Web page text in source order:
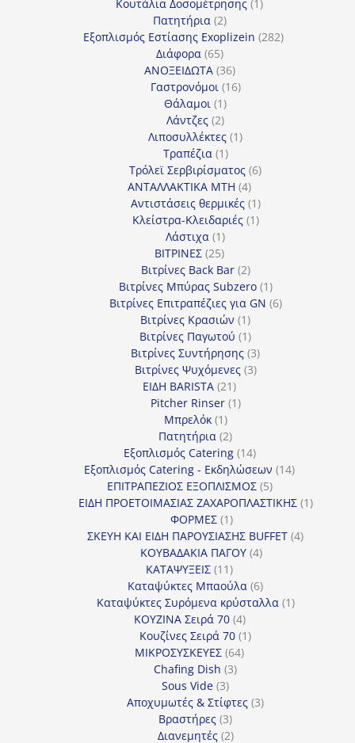
Κουτάλια Δοσομέτρησης 1
Πατητήρια 22
προϊόντα
Εξοπλισμός Εστίασης Exoplizein 282282
Διάφορα 6565
προϊόντα
ΑΝΟΞΕΙΔΩΤΑ 3636
προϊόντα
Γαστρονόμοι 1616
Θάλαμοι 11
προϊόν
Λάντζες 22
προϊόντα
Λιποσυλλέκτες 11
Τραπέζια 11
προϊόν
Τρόλεϊ Σερβιρίσματος 66
ΑΝΤΑΛΛΑΚΤΙΚΑ MTH 44
προϊόντα
Αντιστάσεις θερμικές 11
προϊόν
Κλείστρα-Κλειδαριές 11
Λάστιχα 11
προϊόν
ΒΙΤΡΙΝΕΣ 2525
προϊόντα
Βιτρίνες Back Bar 22
προϊόντα
Βιτρίνες Mπύρας Subzero 11
προϊόν
Βιτρίνες Επιτραπέζιες για GN 66
Βιτρίνες Κρασιών 11
προϊόν
Βιτρίνες Παγωτού 11
προϊόν
Βιτρίνες Συντήρησης 33
προϊόντα
Βιτρίνες Ψυχόμενες 33
ΕΙΔΗ BARISTA 2121
προϊόντα
Pitcher Rinser 11
Μπρελόκ 11
προϊόν
Πατητήρια 22
προϊόντα
Εξοπλισμός Catering 1414
προϊόντα
Εξοπλισμός Catering - Εκδηλώσεων 1414
ΕΠΙΤΡΑΠΕΖΙΟΣ ΕΞΟΠΛΙΣΜΟΣ 55
προϊόντα
ΕΙΔΗ ΠΡΟΕΤΟΙΜΑΣΙΑΣ ΖΑΧΑΡΟΠΛΑΣΤΙΚΗΣ 11
ΦΟΡΜΕΣ 11
προϊόν
ΣΚΕΥΗ ΚΑΙ ΕΙΔΗ ΠΑΡΟΥΣΙΑΣΗΣ BUFFET 44
ΚΟΥΒΑΔΑΚΙΑ ΠΑΓΟΥ 44
ΚΑΤΑΨΥΞΕΙΣ 1111
προϊόντα
Καταψύκτες Μπαούλα 66
προϊόντα
Καταψύκτες Συρόμενα κρύσταλλα 11
ΚΟΥΖΙΝΑ Σειρά 70 44
προϊόντα
Κουζίνες Σειρά 70 11
ΜΙΚΡΟΣΥΣΚΕΥΕΣ 6464
Chafing Dish 33
Sous Vide 33
προϊόντα
Αποχυμωτές & Στίφτες 33
Βραστήρες 33
προϊόντα
Διανεμητές 22